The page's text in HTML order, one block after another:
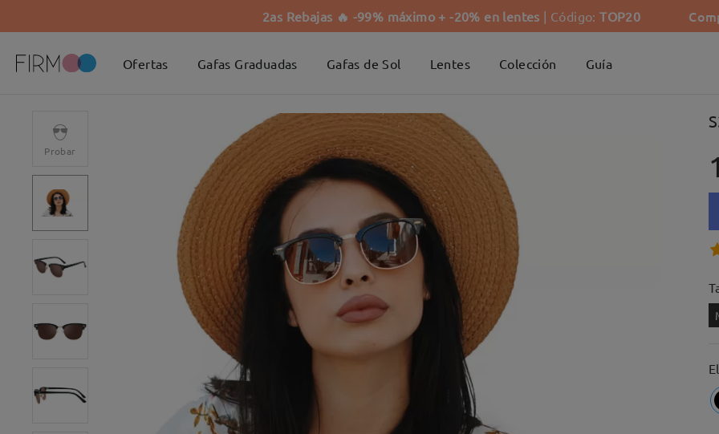
2as Rebajas 🔥 -99% máximo + -20% en lentes | Código:TOP20
Ofertas Gafas Graduadas Gafas de Sol Lentes Colección Guía
Probar